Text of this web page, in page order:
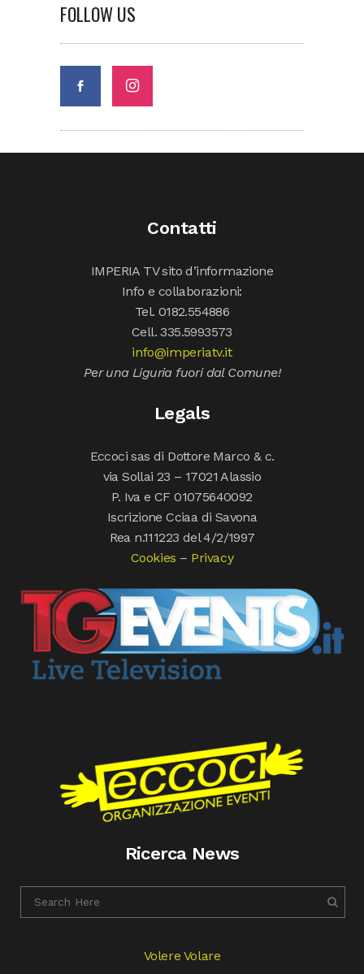
FOLLOW US
Contatti
IMPERIA TV sito d’informazione
Info e collaborazioni:
Tel. 0182.554886
Cell. 335.5993573
info@imperiatv.it
Per una Liguria fuori dal Comune!
Legals
Eccoci sas di Dottore Marco & c.
via Sollai 23 – 17021 Alassio
P. Iva e CF 01075640092
Iscrizione Cciaa di Savona
Rea n.111223 del 4/2/1997
Cookies – Privacy
Ricerca News
Volere Volare